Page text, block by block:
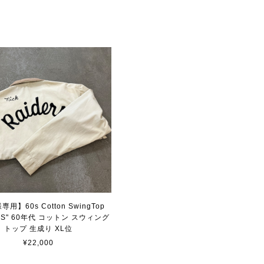
専用】60s Cotton SwingTop
60年代 コットン スウィング
トップ 生成り XL位
¥22,000